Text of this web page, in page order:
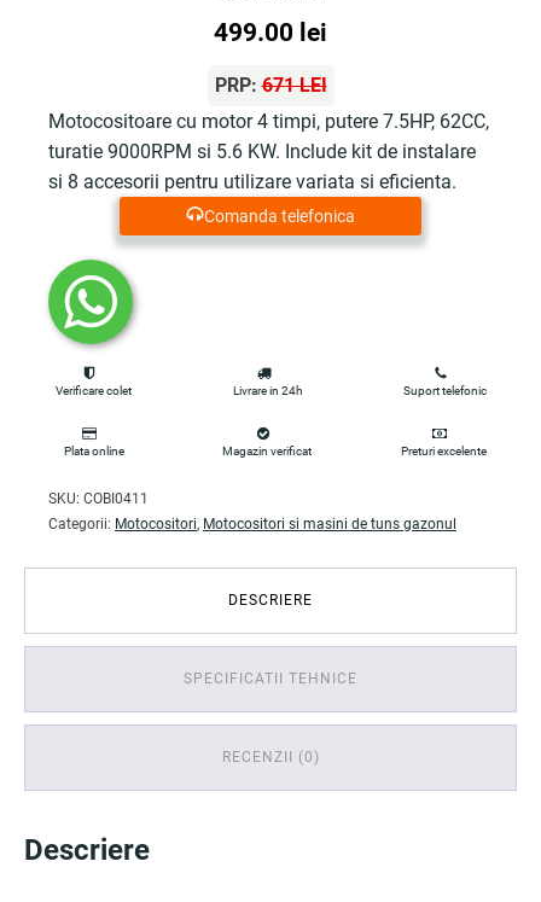
Prețul
inițial
a
fost:
824.18 lei.
499.00 lei
este:
499.00 lei.
PRP:671 LEI
Motocositoare cu motor 4 timpi, putere 7.5HP, 62CC,
turatie 9000RPM si 5.6 KW. Include kit de instalare
si 8 accesorii pentru utilizare variata si eficienta.
Comanda telefonica
Verificare colet Livrare in 24h Suport telefonic
Plata online Magazin verificat Preturi excelente
SKU: COBI0411
Categorii: Motocositori, Motocositori si masini de tuns gazonul
DESCRIERE
SPECIFICATII TEHNICE
RECENZII (0)
Descriere